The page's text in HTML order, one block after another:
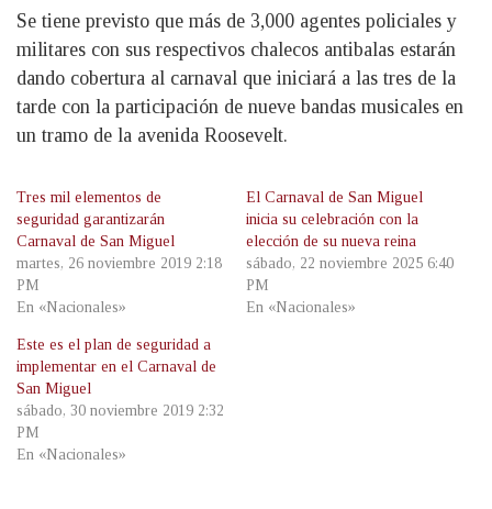
Se tiene previsto que más de 3,000 agentes policiales y
militares con sus respectivos chalecos antibalas estarán
dando cobertura al carnaval que iniciará a las tres de la
tarde con la participación de nueve bandas musicales en
un tramo de la avenida Roosevelt.
Tres mil elementos de
seguridad garantizarán
Carnaval de San Miguel
martes, 26 noviembre 2019 2:18
PM
En «Nacionales»
El Carnaval de San Miguel
inicia su celebración con la
elección de su nueva reina
sábado, 22 noviembre 2025 6:40
PM
En «Nacionales»
Este es el plan de seguridad a
implementar en el Carnaval de
San Miguel
sábado, 30 noviembre 2019 2:32
PM
En «Nacionales»